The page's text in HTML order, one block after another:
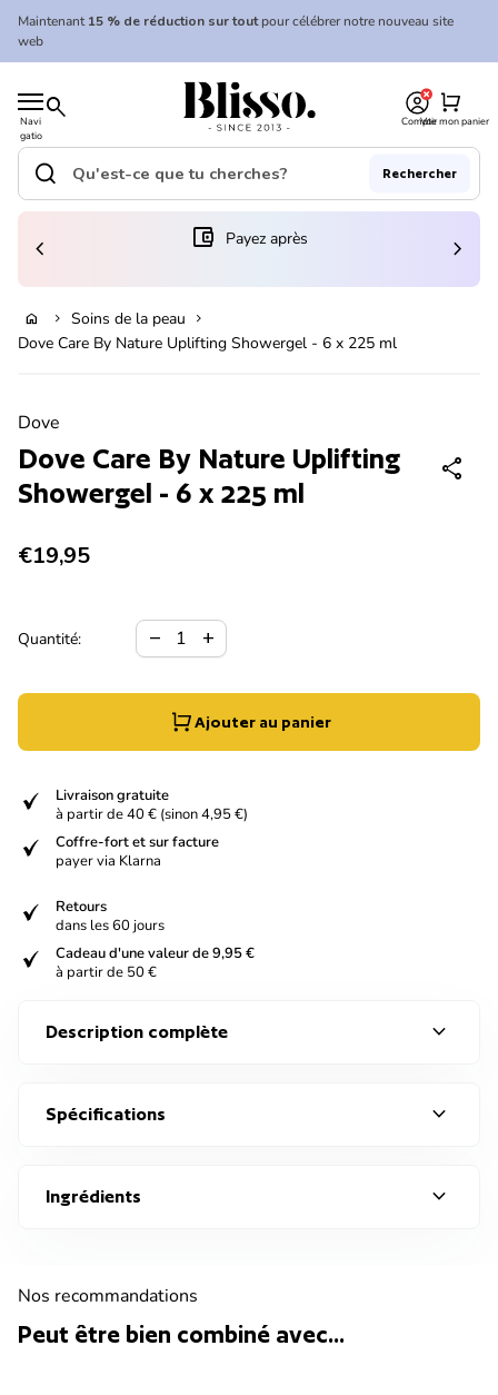
Skip to content
Maintenant15 % de réduction sur toutpour célébrer notre nouveau site
web
Navi
gatio
n
mobil
search
Accueil
CompteVoir mon panier
shopping_cart
Accueil
Recherche"
search Rechercher
(le lien s'ouvre dans un nouvel onglet/fenêtre)
account_balance_wallet Payez après
chevron_left chevron_right
home chevron_right Soins de la peau chevron_right
Dove Care By Nature Uplifting Showergel - 6 x 225 ml
Dove
Dove Care By Nature Uplifting
Showergel - 6 x 225 ml
share
Prix normal
€19,95
Quantité:
Diminuer la quantité pour
remove
Augmenter la quantité pour
add
Ajouter au panier
verified
Livraison gratuite
à partir de 40 € (sinon 4,95 €)
verified
Coffre-fort et sur facture
payer via Klarna
verified
Retours
dans les 60 jours
verified
Cadeau d'une valeur de 9,95 €
à partir de 50 €
Description complète expand_more
Spécifications expand_more
Ingrédients expand_more
Nos recommandations
Peut être bien combiné avec...